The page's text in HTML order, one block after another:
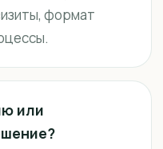
формат
или